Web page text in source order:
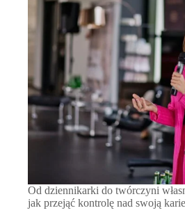
Od dziennikarki do twórczyni
jak przejąć kontrolę nad swoją